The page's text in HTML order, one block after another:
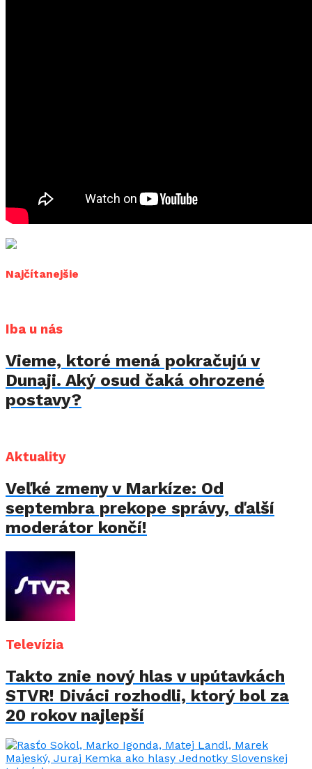
Najčítanejšie
Iba u nás
Vieme, ktoré mená pokračujú v
Dunaji. Aký osud čaká ohrozené
postavy?
Aktuality
Veľké zmeny v Markíze: Od
septembra prekope správy, ďalší
moderátor končí!
Televízia
Takto znie nový hlas v upútavkách
STVR! Diváci rozhodli, ktorý bol za
20 rokov najlepší